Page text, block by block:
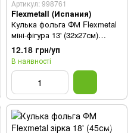
Артикул: 998761
Flexmetall (Испания)
Кулька фольга ФМ Flexmetal
міні-фігура 13' (32х27см)
"Пегас" блакитна (1 шт)
12.18 грн/уп
В наявності